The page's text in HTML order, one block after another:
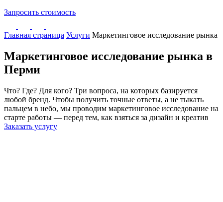
Запросить стоимость
Главная страница Услуги Маркетинговое исследование рынка
Маркетинговое исследование рынка в
Перми
Что? Где? Для кого? Три вопроса, на которых базируется
любой бренд. Чтобы получить точные ответы, а не тыкать
пальцем в небо, мы проводим маркетинговое исследование на
старте работы — перед тем, как взяться за дизайн и креатив
Заказать услугу